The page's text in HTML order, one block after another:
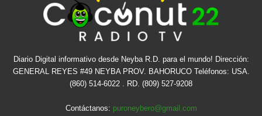
Diario Digital informativo desde Neyba R.D. para el mundo! Dirección:
GENERAL REYES #49 NEYBA PROV. BAHORUCO Teléfonos: USA.
(860) 514-6022 . RD. (809) 527-9208
Contáctanos: puroneybero@gmail.com